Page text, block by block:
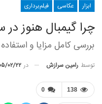
ابزار عکاسی فیلم‌برداری
چرا گیمبال هنوز در سال ۲۰۲۶
بررسی کامل مزایا و
توسط رامین سرازش در ۱۴۰۵/
0 138